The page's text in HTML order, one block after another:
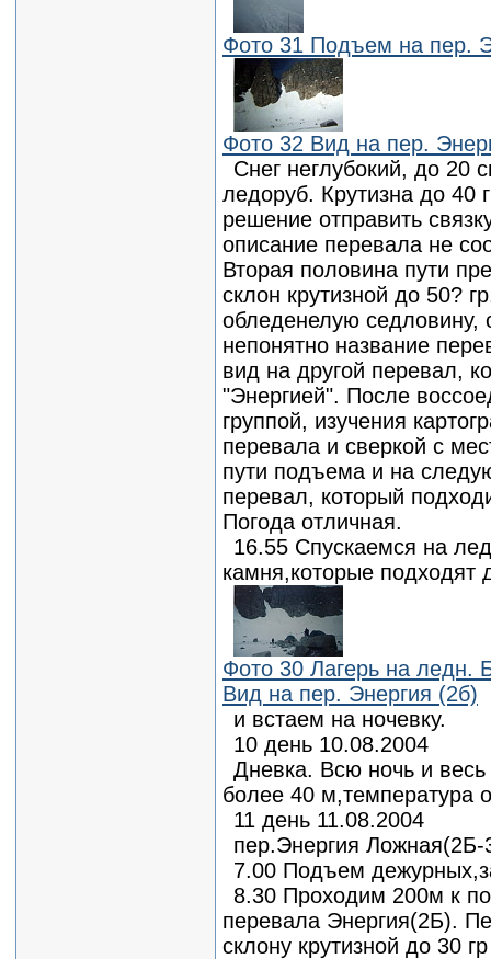
Фото 31 Подъем на пер.
Фото 32 Вид на пер.
Снег неглубокий, до 20
ледоруб. Крутизна до 40
решение отправить
описание перевала не
Вторая половина пути
склон крутизной до 50?
обледенелую седловину,
непонятно название
вид на другой перевал,
"Энергией". После
группой, изучения
перевала и сверкой с
пути подъема и на
перевал, который
Погода отличная.
16.55 Спускаемся на
камня,которые подходят
Фото 30 Лагерь на ледн.
Вид на пер. Энергия (2б)
и встаем на ночевку.
10 день 10.08.2004
Дневка. Всю ночь и
более 40 м,температура
11 день 11.08.2004
пер.Энергия
7.00 Подъем
8.30 Проходим 200м к
перевала Энергия(2Б).
склону крутизной до 30